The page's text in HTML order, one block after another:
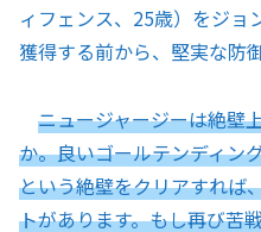
ィフェンス、25歳）をジョ
獲得する前から、堅実な防
ニュージャージーは絶壁
か。良いゴールテンディン
という絶壁をクリアすれば
トがあります。もし再び苦